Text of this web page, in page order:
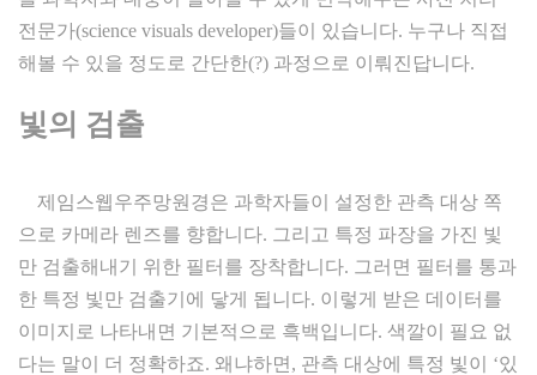
전문가(science visuals developer)들이 있습니다. 누구나 직접
해볼 수 있을 정도로 간단한(?) 과정으로 이뤄진답니다.
빛의 검출
제임스웹우주망원경은 과학자들이 설정한 관측 대상 쪽
으로 카메라 렌즈를 향합니다. 그리고 특정 파장을 가진 빛
만 검출해내기 위한 필터를 장착합니다. 그러면 필터를 통과
한 특정 빛만 검출기에 닿게 됩니다. 이렇게 받은 데이터를
이미지로 나타내면 기본적으로 흑백입니다. 색깔이 필요 없
다는 말이 더 정확하죠. 왜냐하면, 관측 대상에 특정 빛이 ‘있